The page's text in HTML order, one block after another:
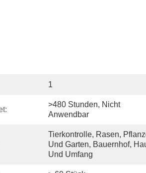
1
>480 Stunden, Nicht
Anwendbar
Tierkontrolle, Rasen,
Und Garten, Bauernhof,
Und Umfang